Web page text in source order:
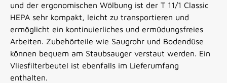
und der ergonomischen Wölbung ist der T 11/1 Classic
HEPA sehr kompakt, leicht zu transportieren und
ermöglicht ein kontinuierliches und ermüdungsfreies
Arbeiten. Zubehörteile wie Saugrohr und Bodendüse
können bequem am Staubsauger verstaut werden. Ein
Vliesfilterbeutel ist ebenfalls im Lieferumfang
enthalten.